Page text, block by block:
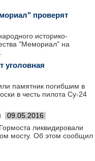
проверят
историко-
"Мемориал" на
уголовная
памятник погибшим в
в честь пилота Су-24
09.05.2016
ликвидировали
мосту. Об этом сообщил